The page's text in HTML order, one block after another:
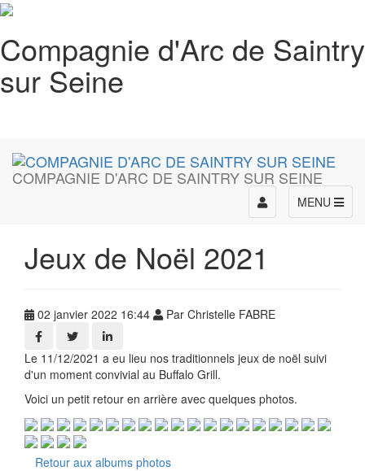
Compagnie d'Arc de Saintry
sur Seine
COMPAGNIE D'ARC DE SAINTRY SUR SEINE
MENU
Toggle
navigation
Jeux de Noël 2021
02 janvier 2022 16:44 Par Christelle FABRE
Le 11/12/2021 a eu lieu nos traditionnels jeux de noël suivi
d'un moment convivial au Buffalo Grill.
Voici un petit retour en arrière avec quelques photos.
Retour aux albums photos